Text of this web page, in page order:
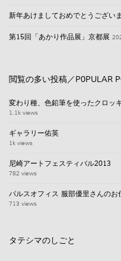
新年あけましておめでとうございま
第15回「あかり作品展」京都展
閲覧の多い投稿／P0PULAR
変わり種、色鉛筆を使ったクロッ
1.1k views
ギャラリー佑英
1k views
尼崎アートフェスティバル2013
782 views
パルスオフィス 服部優里さんのお
713 views
タテシマのしごと